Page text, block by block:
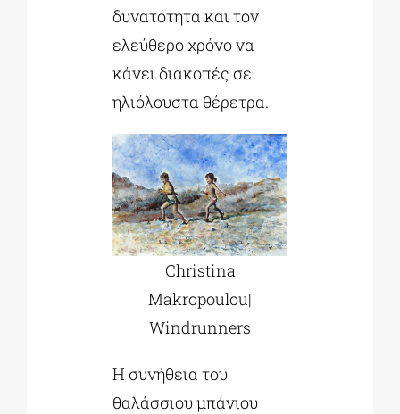
δυνατότητα και τον
ελεύθερο χρόνο να
κάνει διακοπές σε
ηλιόλουστα θέρετρα.
Christina
Makropoulou|
Windrunners
Η συνήθεια του
θαλάσσιου μπάνιου